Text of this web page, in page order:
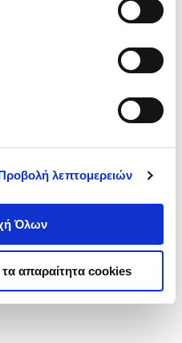
λεπτομερειών
Όλων
απαραίτητα cookies